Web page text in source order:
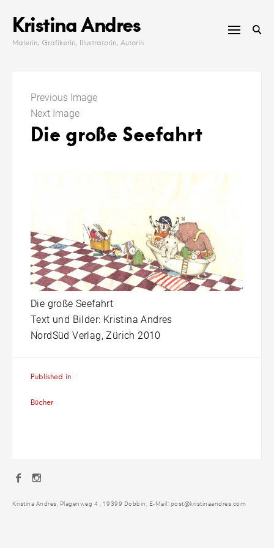
content
Kristina Andres
Malerin, Grafikerin, Illustratorin, Autorin
Previous Image
Next Image
Die große Seefahrt
Die große Seefahrt
Text und Bilder: Kristina Andres
NordSüd Verlag, Zürich 2010
Published in
Bücher
Facebook
Kristina Andres, Plagenweg 4 , 19399 Dobbin, E-Mail: post@kristinaandres.com